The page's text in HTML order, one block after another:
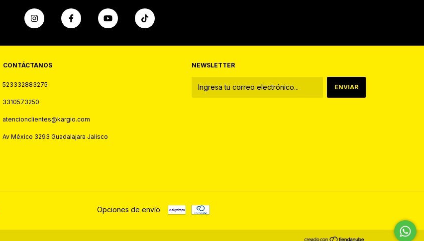
CONTÁCTANOS
523332883275
3310573250
atencionclientes@kargio.com
Av México 3293 Guadalajara Jalisco
NEWSLETTER
Opciones de envío